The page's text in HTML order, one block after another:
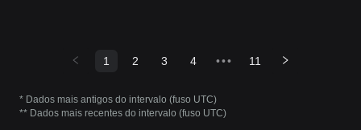
1 2 3 4 ••• 11
* Dados mais antigos do intervalo (fuso UTC)
** Dados mais recentes do intervalo (fuso UTC)